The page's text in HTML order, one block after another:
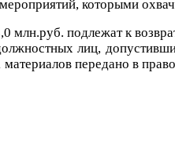
которыми
млн.руб. подлежат к
лиц,
передано в